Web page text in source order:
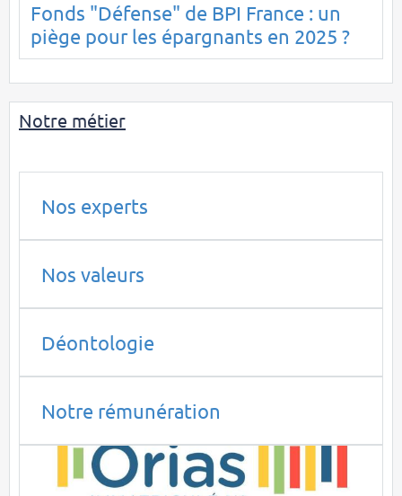
Fonds "Défense" de BPI France : un
piège pour les épargnants en 2025 ?
Notre métier
Nos experts
Nos valeurs
Déontologie
Notre rémunération